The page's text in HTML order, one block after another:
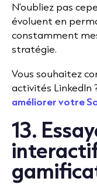
N'oubliez pas
évoluent en
constamment
stratégie.
Vous souhaitez
activités LinkedIn
améliorer votre
13.